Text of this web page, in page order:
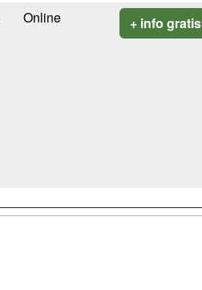
Online + info gratis